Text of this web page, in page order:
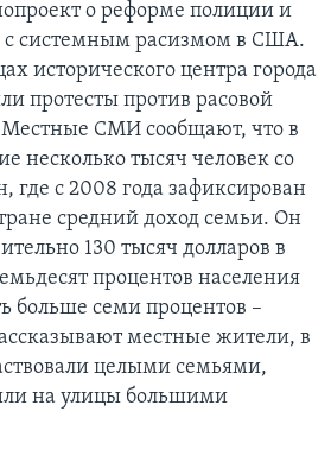
о реформе полиции и
с системным расизмом в США.
исторического центра города
протесты против расовой
Местные СМИ сообщают, что в
несколько тысяч человек со
где с 2008 года зафиксирован
средний доход семьи. Он
130 тысяч долларов в
процентов населения
больше семи процентов –
местные жители, в
целыми семьями,
на улицы большими